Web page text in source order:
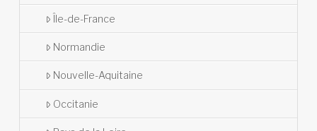
Île-de-France
Normandie
Nouvelle-Aquitaine
Occitanie